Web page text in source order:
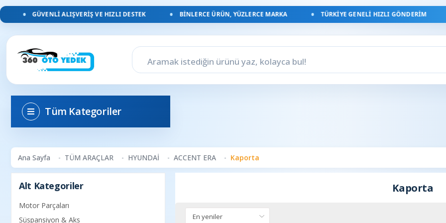
GÜVENLI ALIŞVERIŞ VE HIZLI DESTEK BINLERCE ÜRÜN, YÜZLERCE MARKA TÜRKIYE GENELI HIZLI GÖNDERIM
Tüm Kategoriler
Ana Sayfa TÜM ARAÇLAR HYUNDAİ ACCENT ERA Kaporta
Alt Kategoriler
Motor Parçaları
Süspansiyon & Aks
Kaporta